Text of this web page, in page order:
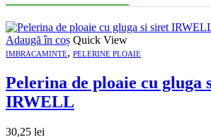
Adaugă în coș Quick View
IMBRACAMINTE, PELERINE PLOAIE
Pelerina de ploaie cu gluga
IRWELL
30,25 lei